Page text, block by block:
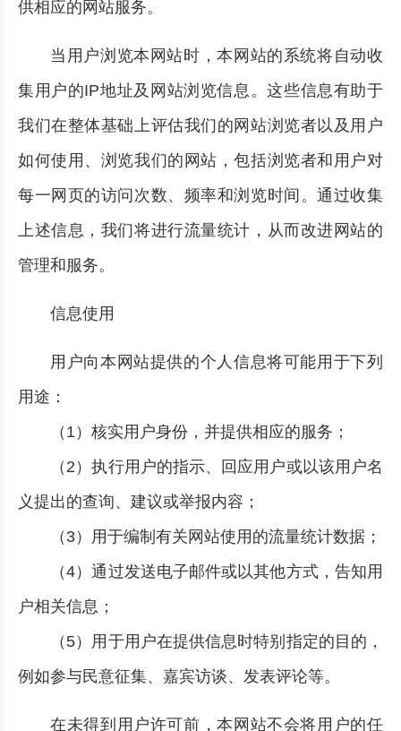
供相应的网站服务。
当用户浏览本网站时，本网站的系统将自动收
集用户的IP地址及网站浏览信息。这些信息有助于
我们在整体基础上评估我们的网站浏览者以及用户
如何使用、浏览我们的网站，包括浏览者和用户对
每一网页的访问次数、频率和浏览时间。通过收集
上述信息，我们将进行流量统计，从而改进网站的
管理和服务。
信息使用
用户向本网站提供的个人信息将可能用于下列
用途：
（1）核实用户身份，并提供相应的服务；
（2）执行用户的指示、回应用户或以该用户名
义提出的查询、建议或举报内容；
（3）用于编制有关网站使用的流量统计数据；
（4）通过发送电子邮件或以其他方式，告知用
户相关信息；
（5）用于用户在提供信息时特别指定的目的，
例如参与民意征集、嘉宾访谈、发表评论等。
在未得到用户许可前，本网站不会将用户的任